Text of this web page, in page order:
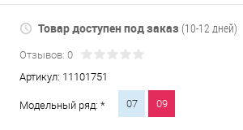
Товар доступен под заказ (10-12 дней)
Отзывов: 0
Артикул: 11101751
Модельный ряд: * 07 09